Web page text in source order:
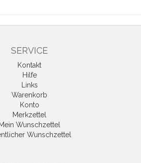
SERVICE
Kontakt
Hilfe
Links
Warenkorb
Konto
Merkzettel
Wunschzettel
Wunschzettel